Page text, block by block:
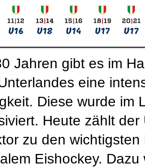
Jahren gibt es im
eine
Diese wurde im
Heute zählt der
zu den wichtigsten
Eishockey. Dazu